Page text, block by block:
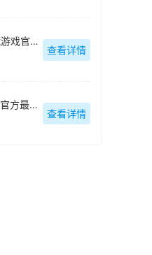
麻糬猫收藏游戏官方最新版
查看详情
incredibox官方最新版
查看详情